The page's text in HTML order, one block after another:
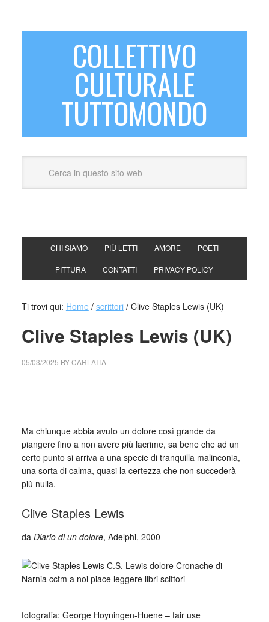
COLLETTIVO
CULTURALE
TUTTOMONDO
CHI SIAMO PIÙ LETTI AMORE POETI
PITTURA CONTATTI PRIVACY POLICY
Ti trovi qui: Home / scrittori /Clive Staples Lewis (UK)
Clive Staples Lewis (UK)
05/03/2025 BYCARLAITA
Ma chiunque abbia avuto un dolore così grande da
piangere fino a non avere più lacrime, sa bene che ad un
certo punto si arriva a una specie di tranquilla malinconia,
una sorta di calma, quasi la certezza che non succederà
più nulla.
Clive Staples Lewis
da Diario di un dolore, Adelphi, 2000
fotografia: George Hoyningen-Huene – fair use